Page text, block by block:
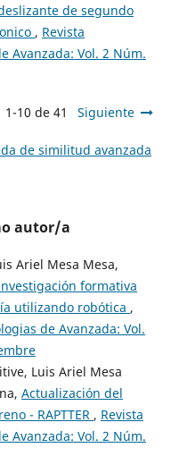
de segundo
, Revista
Avanzada: Vol. 2 Núm.
1-10 de 41 Siguiente
de similitud avanzada
autor/a
Ariel Mesa Mesa,
formativa
utilizando robótica ,
de Avanzada: Vol.
Luis Ariel Mesa
Actualización del
- RAPTTER , Revista
Avanzada: Vol. 2 Núm.